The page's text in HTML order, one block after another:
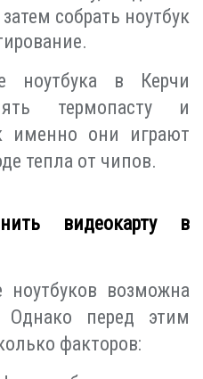
собрать ноутбук
ноутбука в Керчи
термопасту и
именно они играют
тепла от чипов.
видеокарту в
возможна
Однако перед этим
факторов: